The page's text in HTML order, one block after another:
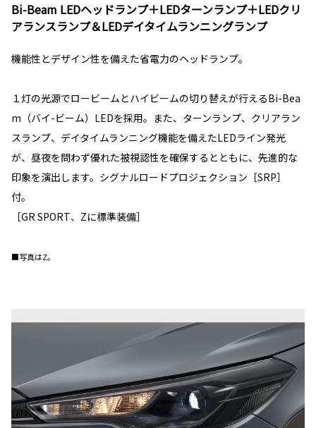
Bi-Beam LEDヘッドランプ＋LEDターンランプ＋LEDクリ
アランスランプ＆LEDデイタイムランニングランプ
機能性とデザイン性を備えた省電力のヘッドランプ。
１灯の光源でロービームとハイビームの切り替えが行えるBi-Bea
m（バイ-ビーム）LEDを採用。また、ターンランプ、クリアラン
スランプ、デイタイムランニング機能を備えたLEDライン発光
が、昼夜を問わず優れた被視認性を確保するとともに、先進的な
印象を演出します。シグナルロードプロジェクション［SRP］
付。
［GR SPORT、Zに標準装備］
■写真はZ。